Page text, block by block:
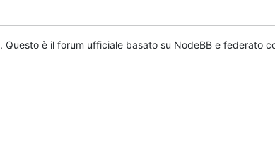
. Questo è il forum ufficiale basato su NodeBB e federato